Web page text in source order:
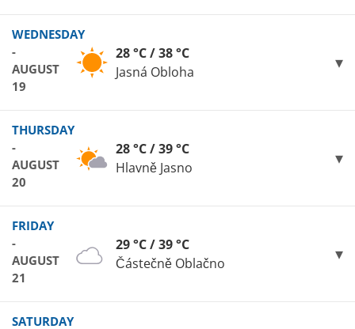
WEDNESDAY
-
AUGUST
19
28 °C / 38 °C
Jasná Obloha
THURSDAY
-
AUGUST
20
28 °C / 39 °C
Hlavně Jasno
FRIDAY
-
AUGUST
21
29 °C / 39 °C
Částečně Oblačno
SATURDAY